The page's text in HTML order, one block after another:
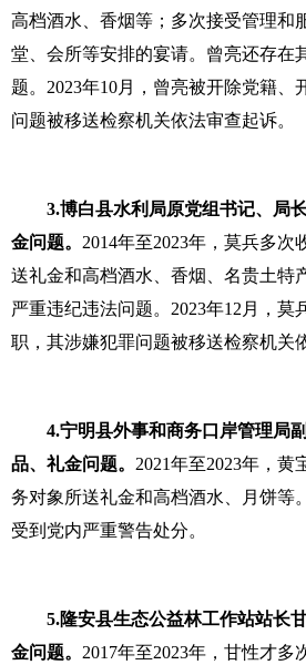
高档酒水、香烟等；多次接受管理和
堂、会所等安排的宴请。曾亮还存在
题。2023年10月，曾亮被开除党籍、
问题被移送检察机关依法审查起诉。
3.博白县水利局原党组书记、局
金问题。 2014年至2023年，莫兵多次
送礼金和高档酒水、香烟、名贵土特
严重违纪违法问题。2023年12月，莫
职，其涉嫌犯罪问题被移送检察机关
4.宁明县外事和商务口岸管理局
品、礼金问题。 2021年至2023年，黄
务对象所送礼金和高档酒水、月饼等
受到党内严重警告处分。
5.隆安县生态公益林工作站站长
金问题。 2017年至2023年，甘性才多